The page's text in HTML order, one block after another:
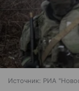
Источник: РИА